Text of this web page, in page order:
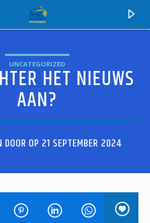
MZ-RADIO
UNCATEGORIZEDHET NIEUWS
AAN?
DOOR OP 21 SEPTEMBER 2024